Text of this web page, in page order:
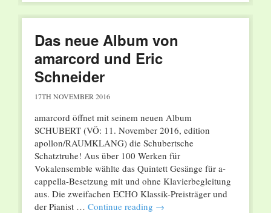
Das neue Album von
amarcord und Eric
Schneider
17TH NOVEMBER 2016
amarcord öffnet mit seinem neuen Album
SCHUBERT (VÖ: 11. November 2016, edition
apollon/RAUMKLANG) die Schubertsche
Schatztruhe! Aus über 100 Werken für
Vokalensemble wählte das Quintett Gesänge für a-
cappella-Besetzung mit und ohne Klavierbegleitung
aus. Die zweifachen ECHO Klassik-Preisträger und
der Pianist … Continue reading →